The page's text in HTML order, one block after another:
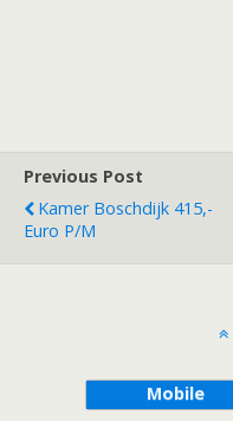
Previous Post
Kamer Boschdijk 415,-
Euro P/m
Mobile